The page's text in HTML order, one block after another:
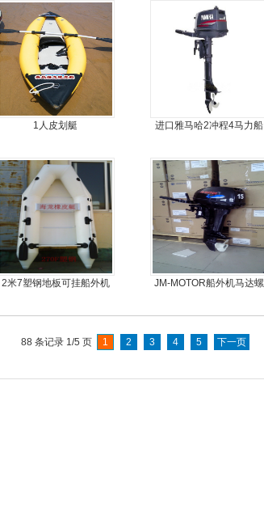
1人皮划艇
进口雅马哈2冲程4马力船
2米7塑钢地板可挂船外机
JM-MOTOR船外机马达螺
88 条记录 1/5 页 1 2 3 4 5 下一页